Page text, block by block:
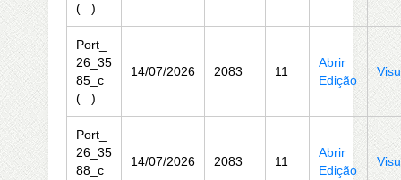
(...)
Port_
26_35
85_c
(...)
14/07/2026 2083 11
Abrir
Edição
Port_
26_35
88_c
14/07/2026 2083 11
Abrir
Edição